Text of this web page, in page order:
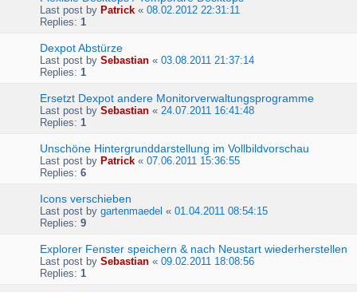
Last post by Patrick « 08.02.2012 22:31:11
Replies: 1
Dexpot Abstürze
Last post by Sebastian « 03.08.2011 21:37:14
Replies: 1
Ersetzt Dexpot andere Monitorverwaltungsprogramme
Last post by Sebastian « 24.07.2011 16:41:48
Replies: 1
Unschöne Hintergrunddarstellung im Vollbildvorschau
Last post by Patrick « 07.06.2011 15:36:55
Replies: 6
Icons verschieben
Last post by gartenmaedel « 01.04.2011 08:54:15
Replies: 9
Explorer Fenster speichern & nach Neustart wiederherstellen
Last post by Sebastian « 09.02.2011 18:08:56
Replies: 1